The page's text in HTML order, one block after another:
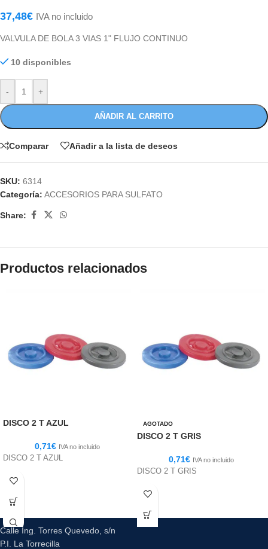
37,48€ IVA no incluido
VALVULA DE BOLA 3 VIAS 1" FLUJO CONTINUO
10 disponibles
- +
AÑADIR AL CARRITO
Comparar Añadir a la lista de deseos
SKU: 6314
Categoría: ACCESORIOS PARA SULFATO
Share:
Productos relacionados
DISCO 2 T AZUL
0,71€ IVA no incluido
DISCO 2 T AZUL
AGOTADO
DISCO 2 T GRIS
0,71€ IVA no incluido
DISCO 2 T GRIS
Calle Ing. Torres Quevedo, s/n
P.I. La Torrecilla